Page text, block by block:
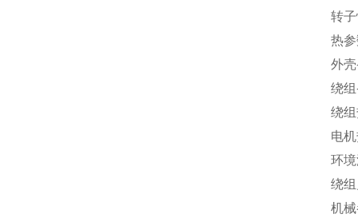
转子
热参
外壳-
绕组-
绕组
电机
环境温
绕组允
机械